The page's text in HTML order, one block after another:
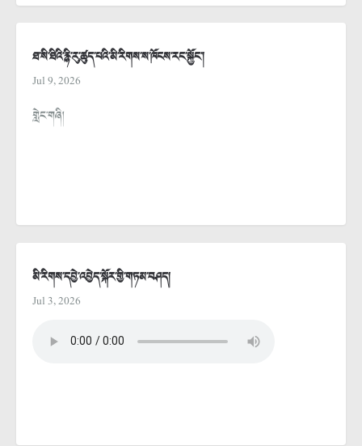
ཐ་སི་ཐིའི་རྙི་རུ་ཚུད་པའི་མི་རིགས་ས་ཁོངས་རང་སྐྱོང་།
Jul 9, 2026
གླེང་གཞི།
མི་རིགས་དབྱེ་འབྱེད་སྐོར་གྱི་གཏམ་བཤད།
Jul 3, 2026